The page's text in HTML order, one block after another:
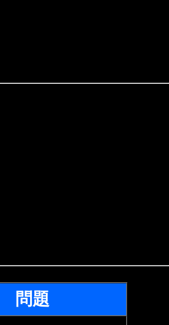
問題